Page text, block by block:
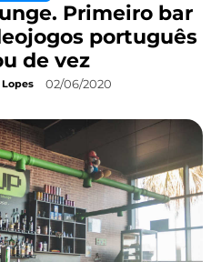
Primeiro bar
português
de vez
02/06/2020